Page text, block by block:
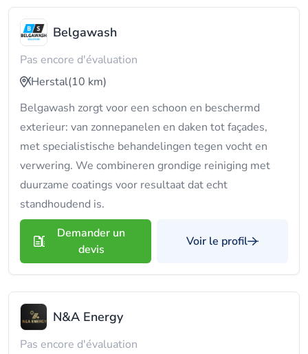
Belgawash
Pas encore d'évaluation
Herstal(10 km)
Belgawash zorgt voor een schoon en beschermd
exterieur: van zonnepanelen en daken tot façades,
met specialistische behandelingen tegen vocht en
verwering. We combineren grondige reiniging met
duurzame coatings voor resultaat dat echt
standhoudend is.
Demander un
devis
Voir le profil
N&A Energy
Pas encore d'évaluation